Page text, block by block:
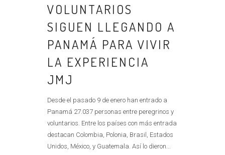
VOLUNTARIOS
SIGUEN LLEGANDO A
PANAMÁ PARA VIVIR
LA EXPERIENCIA
JMJ
Desde el pasado 9 de enero han entrado a
Panamá 27.037 personas entre peregrinos y
voluntarios. Entre los países con más entrada
destacan Colombia, Polonia, Brasil, Estados
Unidos, México, y Guatemala. Así lo dieron...